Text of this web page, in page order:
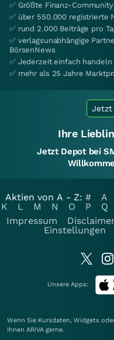
✅ Größte Finanz-
✅ über 550.000 registrierte
✅ rund 2.000 Beiträge pro
✅ verlagsunabhängige
BörsenNews
✅ Jederzeit einfach handeln
✅ mehr als 25 Jahre
Jetzt
Ihre
Jetzt Depot bei
Aktien von A - Z: # A
K
L M N O P Q
Impressum
Disclaimer
Einstellungen
Unsere Apps:
Wenn Sie Kursdaten, Widgets
Ihnen ARIVA gerne.